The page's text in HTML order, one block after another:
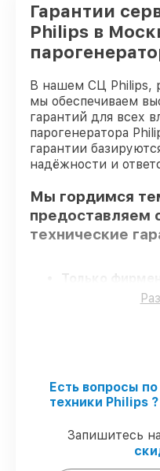
Гарантии
Philips в
В нашем СЦ Philips,
мы обеспечиваем
гарантий для всех
парогенератора
гарантии
надёжности и
Мы гордимся
предоставляем
технические
Только
для всех
гарантируем
задержек.
Сервис с
Есть вопросы
техники Philips ?
Запишитесь